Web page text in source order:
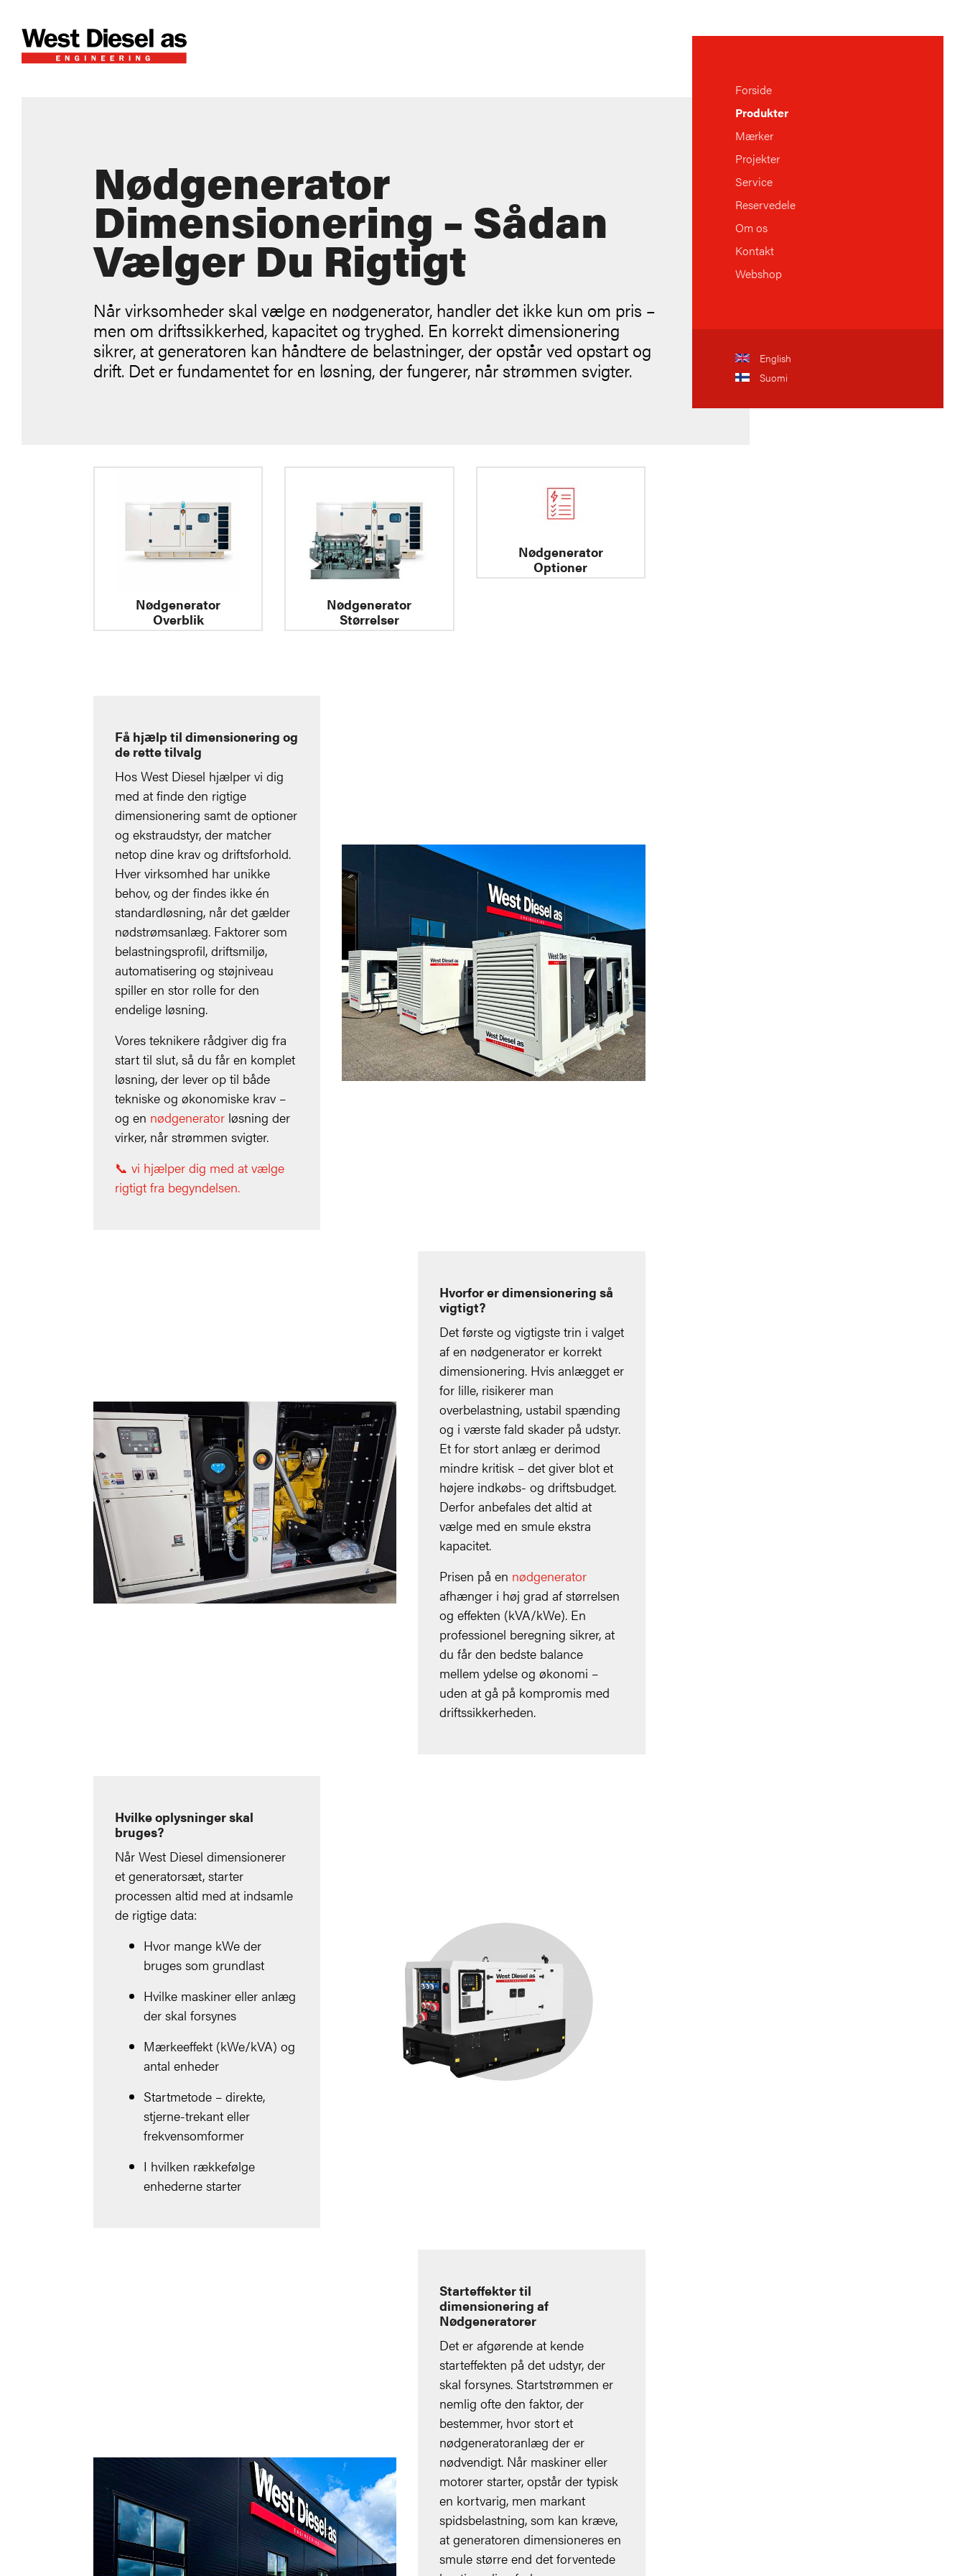
Forside
Produkter
Mærker
Projekter
Service
Reservedele
Om os
Kontakt
Webshop
English
Suomi
Nødgenerator
Dimensionering – Sådan
Vælger Du Rigtigt
Når virksomheder skal vælge en nødgenerator, handler det ikke kun om pris –
men om driftssikkerhed, kapacitet og tryghed. En korrekt dimensionering
sikrer, at generatoren kan håndtere de belastninger, der opstår ved opstart og
drift. Det er fundamentet for en løsning, der fungerer, når strømmen svigter.
Nødgenerator
Overblik
Nødgenerator
Størrelser
Nødgenerator
Optioner
Få hjælp til dimensionering og
de rette tilvalg
Hos West Diesel hjælper vi dig
med at finde den rigtige
dimensionering samt de optioner
og ekstraudstyr, der matcher
netop dine krav og driftsforhold.
Hver virksomhed har unikke
behov, og der findes ikke én
standardløsning, når det gælder
nødstrømsanlæg. Faktorer som
belastningsprofil, driftsmiljø,
automatisering og støjniveau
spiller en stor rolle for den
endelige løsning.
Vores teknikere rådgiver dig fra
start til slut, så du får en komplet
løsning, der lever op til både
tekniske og økonomiske krav –
og en nødgenerator løsning der
virker, når strømmen svigter.
📞 vi hjælper dig med at vælge
rigtigt fra begyndelsen.
Hvorfor er dimensionering så
vigtigt?
Det første og vigtigste trin i valget
af en nødgenerator er korrekt
dimensionering. Hvis anlægget er
for lille, risikerer man
overbelastning, ustabil spænding
og i værste fald skader på udstyr.
Et for stort anlæg er derimod
mindre kritisk – det giver blot et
højere indkøbs- og driftsbudget.
Derfor anbefales det altid at
vælge med en smule ekstra
kapacitet.
Prisen på en nødgenerator
afhænger i høj grad af størrelsen
og effekten (kVA/kWe). En
professionel beregning sikrer, at
du får den bedste balance
mellem ydelse og økonomi –
uden at gå på kompromis med
driftssikkerheden.
Hvilke oplysninger skal
bruges?
Når West Diesel dimensionerer
et generatorsæt, starter
processen altid med at indsamle
de rigtige data:
Hvor mange kWe der
bruges som grundlast
Hvilke maskiner eller anlæg
der skal forsynes
Mærkeeffekt (kWe/kVA) og
antal enheder
Startmetode – direkte,
stjerne-trekant eller
frekvensomformer
I hvilken rækkefølge
enhederne starter
Starteffekter til
dimensionering af
Nødgeneratorer
Det er afgørende at kende
starteffekten på det udstyr, der
skal forsynes. Startstrømmen er
nemlig ofte den faktor, der
bestemmer, hvor stort et
nødgeneratoranlæg der er
nødvendigt. Når maskiner eller
motorer starter, opstår der typisk
en kortvarig, men markant
spidsbelastning, som kan kræve,
at generatoren dimensioneres en
smule større end det forventede